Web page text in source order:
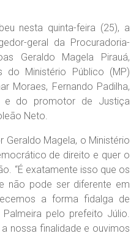
nesta quinta-feira (25), a
geral da Procuradoria-
Geraldo Magela Pirauá,
do Ministério Público (MP)
Moraes, Fernando Padilha,
e do promotor de Justiça
Neto.
Magela, o Ministério
de direito e quer o
“É exatamente isso que os
não pode ser diferente em
a forma fidalga de
pelo prefeito Júlio.
nossa finalidade e ouvimos